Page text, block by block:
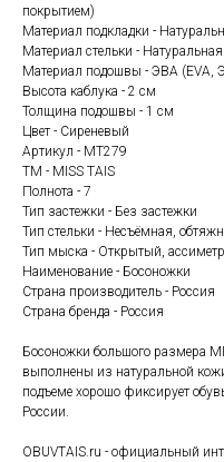
покрытием)
Материал подкладки -
Материал стельки -
Материал подошвы - ЭВА (EVA,
Высота каблука - 2 см
Толщина подошвы - 1 см
Цвет - Сиреневый
Артикул - MT279
ТМ - MISS TAIS
Полнота - 7
Тип застежки - Без застежки
Тип стельки - Несъёмная,
Тип мыска - Открытый,
Наименование - Босоножки
Страна производитель - Россия
Страна бренда - Россия
Босоножки большого размера
выполнены из натуральной
подъеме хорошо фиксирует
России.
OBUVTAIS.ru - официальный